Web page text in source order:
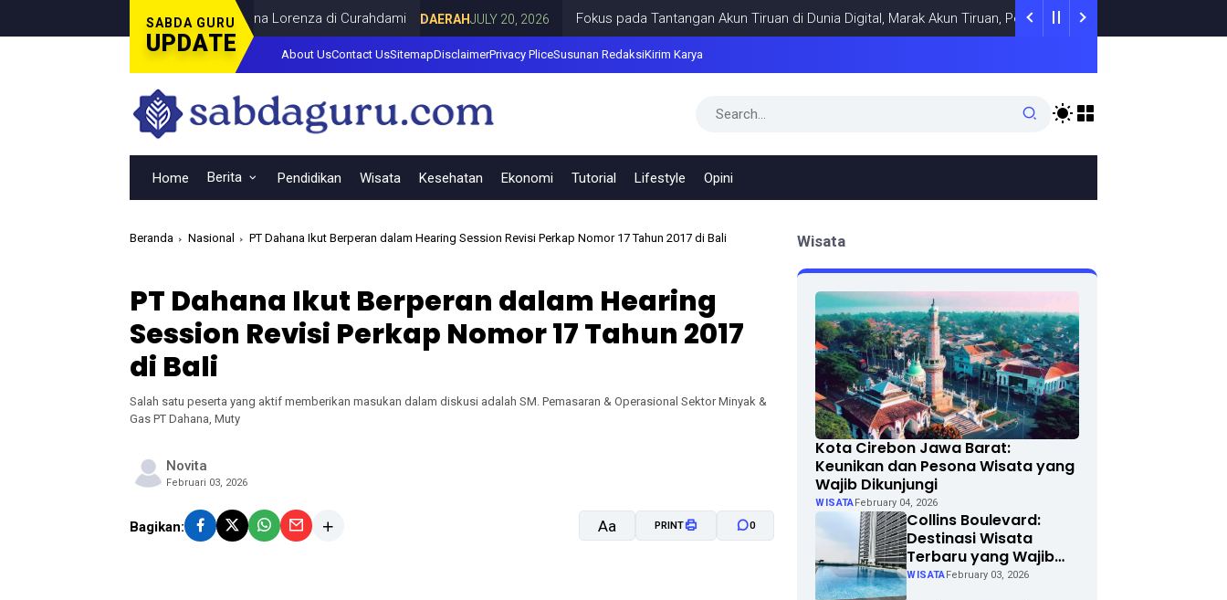
SABDA GURU
UPDATE
Final Piala Dunia Bersama Dina Lorenza di Curahdami DAERAH JULY 20, 2026 Fokus pada Tantangan Akun Tiruan di Dunia Digital, Marak Akun Tiruan, Pengelola TikTok @samsungstore.ta
About UsContact UsSitemapDisclaimerPrivacy PliceSusunan RedaksiKirim Karya
Home Berita Pendidikan Wisata Kesehatan Ekonomi Tutorial Lifestyle Opini
Beranda Nasional PT Dahana Ikut Berperan dalam Hearing Session Revisi Perkap Nomor 17 Tahun 2017 di Bali
PT Dahana Ikut Berperan dalam Hearing
Session Revisi Perkap Nomor 17 Tahun 2017
di Bali
Salah satu peserta yang aktif memberikan masukan dalam diskusi adalah SM. Pemasaran & Operasional Sektor Minyak &
Gas PT Dahana, Muty
Novita
Februari 03, 2026
Bagikan: Aa PRINT 0
Wisata
Kota Cirebon Jawa Barat:
Keunikan dan Pesona Wisata yang
Wajib Dikunjungi
WISATA February 04, 2026
Collins Boulevard:
Destinasi Wisata
Terbaru yang Wajib
Dikunjungi di Kota
WISATA February 03, 2026